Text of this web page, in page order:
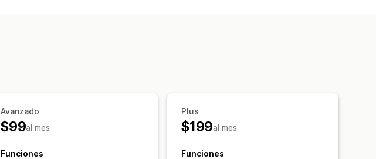
Avanzado
$99al mes
Funciones
Plus
$199al mes
Funciones